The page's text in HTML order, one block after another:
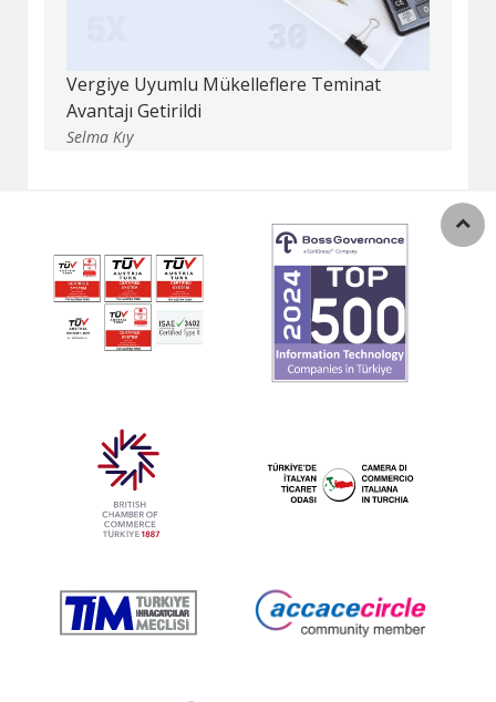
Vergiye Uyumlu Mükelleflere Teminat
Avantajı Getirildi
Selma Kıy